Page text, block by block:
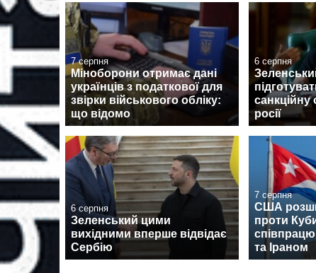
7 серпня
Міноборони отримає дані
українців з податкової для
звірки військового обліку:
що відомо
6 серпня
санкційну
росії
6 серпня
Зеленський цими
вихідними вперше відвідає
Сербію
7 серпня
США
проти
та Іраном